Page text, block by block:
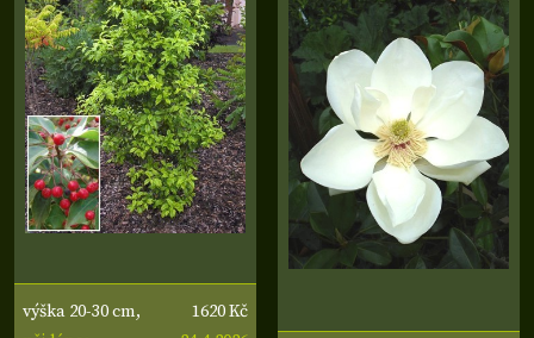
výška 20-30 cm,
1620 Kč